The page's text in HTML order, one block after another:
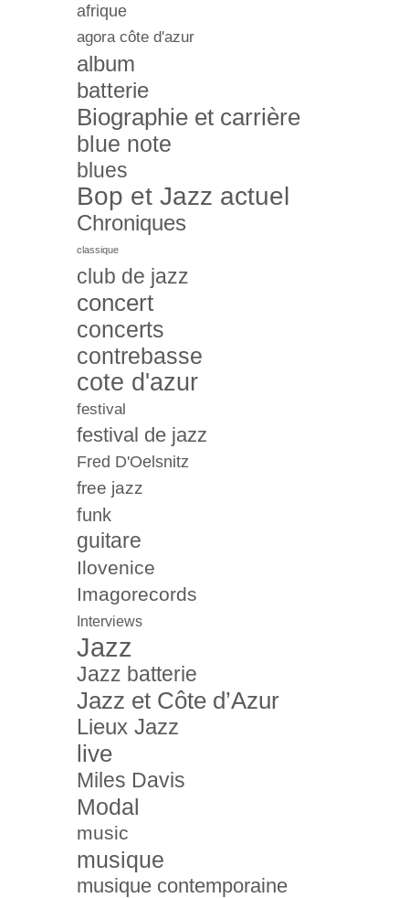
afrique
agora côte d'azur
album
batterie
Biographie et carrière
blue note
blues
Bop et Jazz actuel
Chroniques
classique
club de jazz
concert
concerts
contrebasse
cote d'azur
festival
festival de jazz
Fred D'Oelsnitz
free jazz
funk
guitare
Ilovenice
Imagorecords
Interviews
Jazz
Jazz batterie
Jazz et Côte d’Azur
Lieux Jazz
live
Miles Davis
Modal
music
musique
musique contemporaine